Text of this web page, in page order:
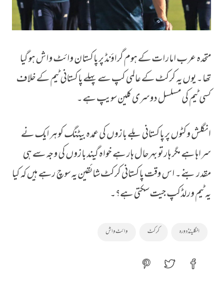
متحدہ عرب امارات کے ہوم گراؤنڈ پر پاکستان وائٹ واش ہو گیا
تھا ۔ یوں یہ کرکٹ کے عالمی کپ سے پہلے پاکستانی ٹیم کے خلاف
کسی ٹیم کی مسلسل دوسری کلین سویپ ہے ۔
انگلش وکٹوں پر پاکستانی بلے بازوں کی عمدہ بیٹنگ کو ہر ایک نے
سراہا ہے مگر ہار تو بہرحال ہار ہے خواہ گیند بازوں کی وجہ سے ہی
مقدر بنے ۔ اس وقت پاکستانی کرکٹ شائقین یہ سوچ رہے ہیں کہ کیا
یہ ٹیم ورلڈکپ جیت سکتی ہے؟۔
انگلینڈ دورہ کرکٹ وائٹ واش